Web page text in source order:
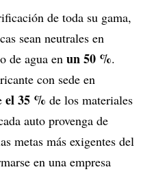
de toda su gama,
sean neutrales en
de agua en un 50 %.
con sede en
el 35 % de los materiales
auto provenga de
metas más exigentes del
en una empresa